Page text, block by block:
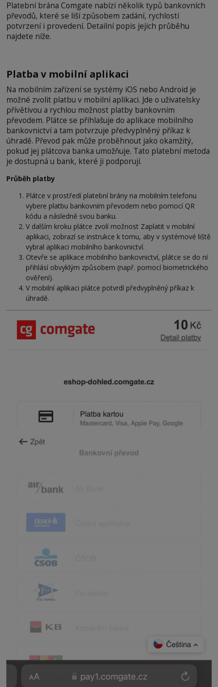
Platební brána Comgate nabízí několik typů bankovních
převodů, které se liší způsobem zadání, rychlostí
potvrzení i provedení. Detailní popis jejich průběhu
najdete níže.
Platba v mobilní aplikaci
Na mobilním zařízení se systémy iOS nebo Android je
možné zvolit platbu v mobilní aplikaci. Jde o uživatelsky
přívětivou a rychlou možnost platby bankovním
převodem. Plátce se přihlašuje do aplikace mobilního
bankovnictví a tam potvrzuje předvyplněný příkaz k
úhradě. Převod pak může proběhnout jako okamžitý,
pokud jej plátcova banka umožňuje. Tato platební metoda
je dostupná u bank, které ji podporují.
Průběh platby
Plátce v prostředí platební brány na mobilním telefonu
vybere platbu bankovním převodem nebo pomocí QR
kódu a následně svou banku.
V dalším kroku plátce zvolí možnost Zaplatit v mobilní
aplikaci, zobrazí se instrukce k tomu, aby v systémové liště
vybral aplikaci mobilního bankovnictví.
Otevře se aplikace mobilního bankovnictví, plátce se do ní
přihlásí obvyklým způsobem (např. pomocí biometrického
ověření).
V mobilní aplikaci plátce potvrdí předvyplněný příkaz k
úhradě.